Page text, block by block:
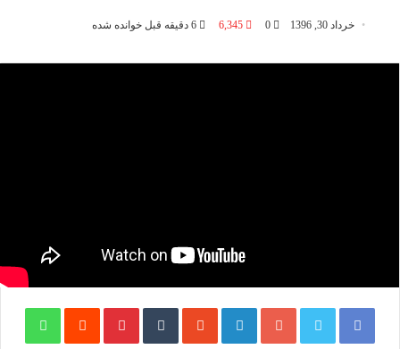
خرداد 30, 1396 6,345
فیسبوک توییتر گوگل پلاس لینکداین StumbleUpon تامبلر پینتریست